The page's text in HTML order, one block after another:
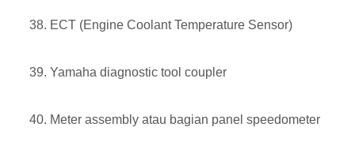
ECT (Engine Coolant Temperature Sensor)
Yamaha diagnostic tool coupler
Meter assembly atau bagian panel speedometer